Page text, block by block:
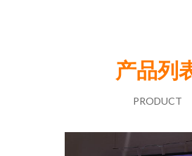
产品列
PRODUCT